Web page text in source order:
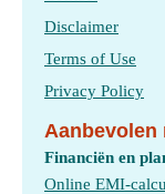
Disclaimer
Terms of Use
Privacy Policy
Aanbevolen
Financiën en
Online EMI-